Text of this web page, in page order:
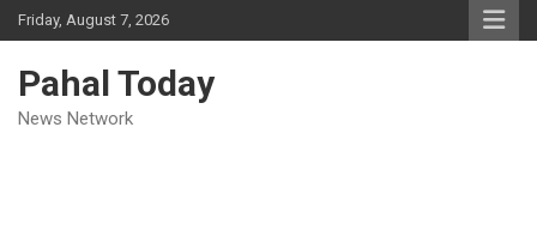
Skip
to
Friday, August 7, 2026
Pahal Today
News Network